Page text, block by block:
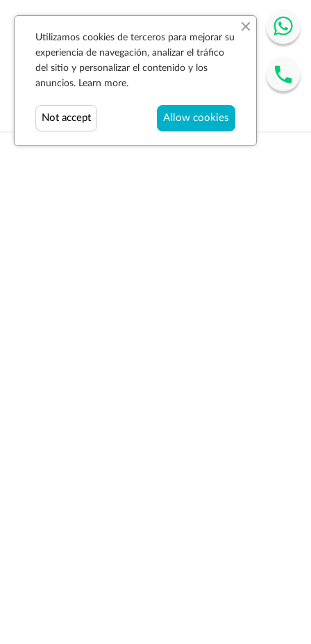
Utilizamos cookies de terceros para mejorar su
experiencia de navegación, analizar el tráfico
del sitio y personalizar el contenido y los
anuncios. Learn more.
Allow cookies
Not accept